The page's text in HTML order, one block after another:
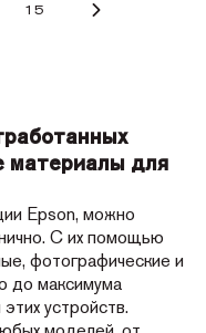
15
материалы для
Epson, можно
С их помощью
фотографические и
до максимума
устройств.